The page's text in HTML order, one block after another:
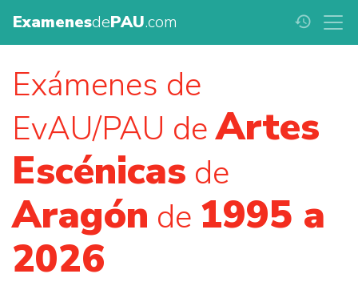
ExamenesdePAU.com history
Exámenes de
EvAU/PAU deArtes
Escénicas de
Aragón de 1995 a
2026